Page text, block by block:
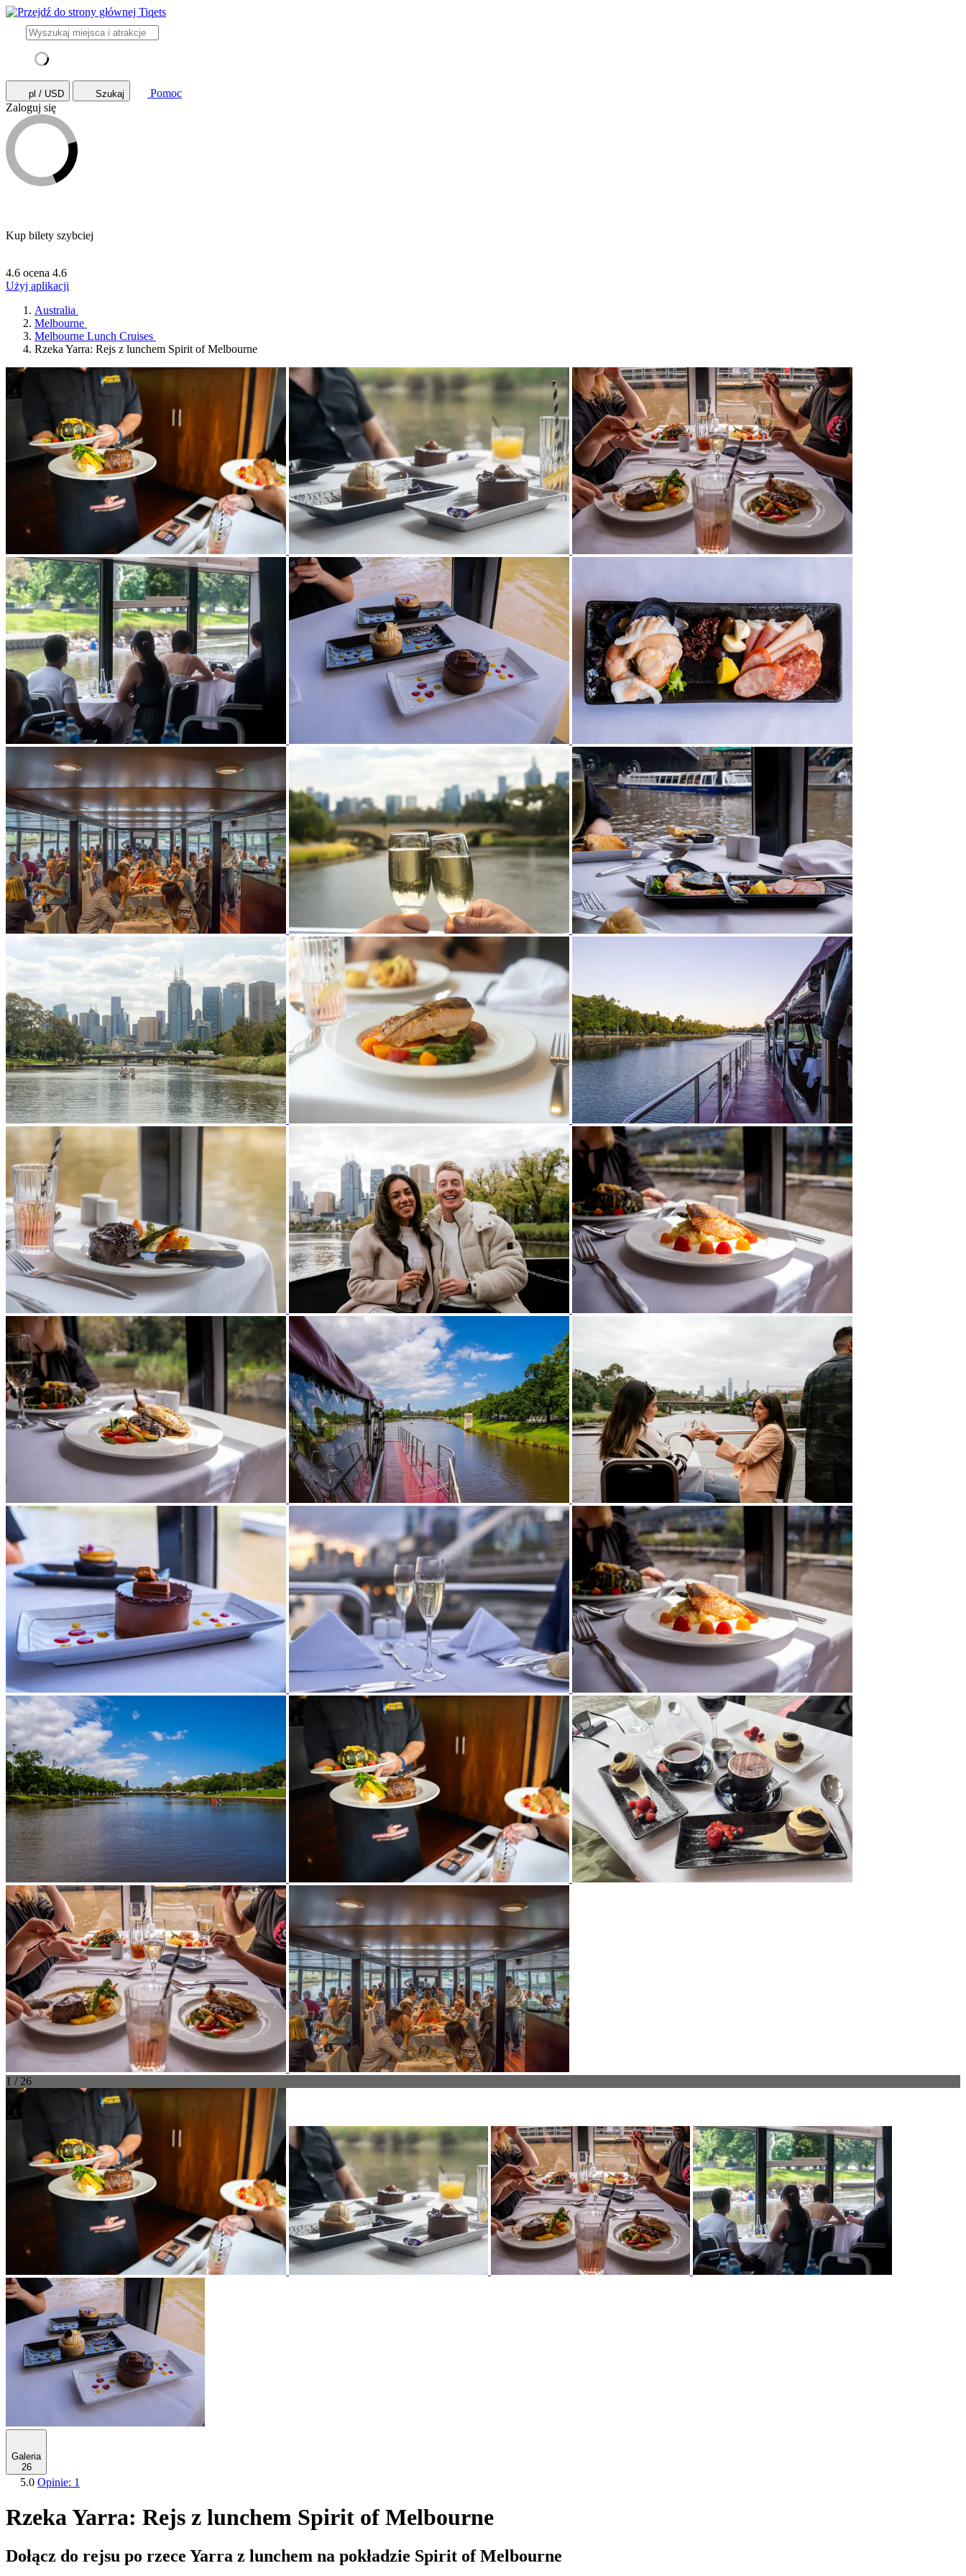
pl / USD Szukaj
Pomoc
Zaloguj się
Kup bilety szybciej
4.6 ocena 4.6
Użyj aplikacji
Australia
Melbourne
Melbourne Lunch Cruises
Rzeka Yarra: Rejs z lunchem Spirit of Melbourne
1 / 26
Galeria
26
5.0 Opinie: 1
Rzeka Yarra: Rejs z lunchem Spirit of Melbourne
Dołącz do rejsu po rzece Yarra z lunchem na pokładzie Spirit of Melbourne